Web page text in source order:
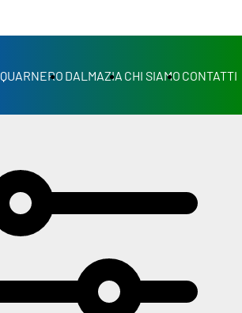
QUARNERO DALMAZIA CHI SIAMO CONTATTI